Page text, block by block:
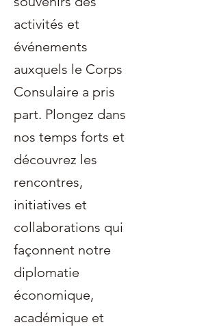
activités et
événements
auxquels le Corps
Consulaire a pris
part. Plongez dans
nos temps forts et
découvrez les
rencontres,
initiatives et
collaborations qui
façonnent notre
diplomatie
économique,
académique et